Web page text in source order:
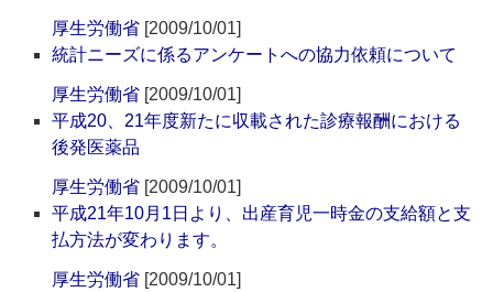
厚生労働省 [2009/10/01]
統計ニーズに係るアンケートへの協力依頼について
厚生労働省 [2009/10/01]
平成20、21年度新たに収載された診療報酬における
後発医薬品
厚生労働省 [2009/10/01]
平成21年10月1日より、出産育児一時金の支給額と支
払方法が変わります。
厚生労働省 [2009/10/01]